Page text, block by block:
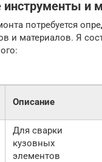
и
потребуется
и материалов. Я
Описание
Для сварки
кузовных
элементов